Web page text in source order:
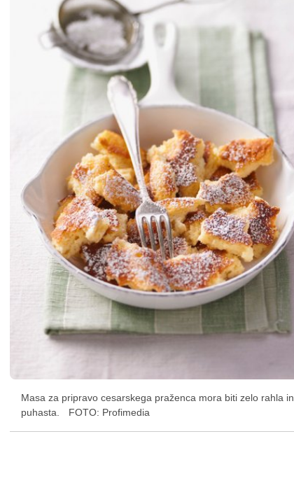
Masa za pripravo cesarskega praženca mora biti zelo rahla in
puhasta.
FOTO: Profimedia